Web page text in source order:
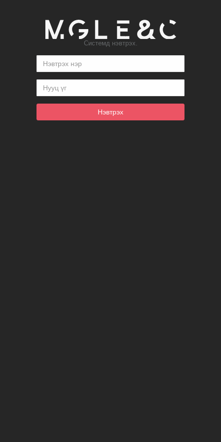
Системд нэвтрэх.
Нэвтрэх